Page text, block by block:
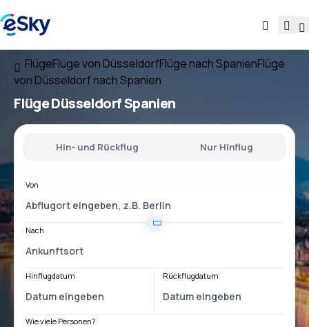
FlügeFlüge von DüsseldorfFlüge nach SpanienFlüge
von Düsseldorf nach Spanien
FlügeDüsseldorf Spanien
Hin- und Rückflug Nur Hinflug
Von
Nach
Hinflugdatum Rückflugdatum
Wie viele Personen?